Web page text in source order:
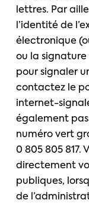
lettres. Par
l’identité de
électronique
ou la signature
pour signaler
contactez le
internet-
également
numéro vert
0 805 805 817.
directement
publiques,
de